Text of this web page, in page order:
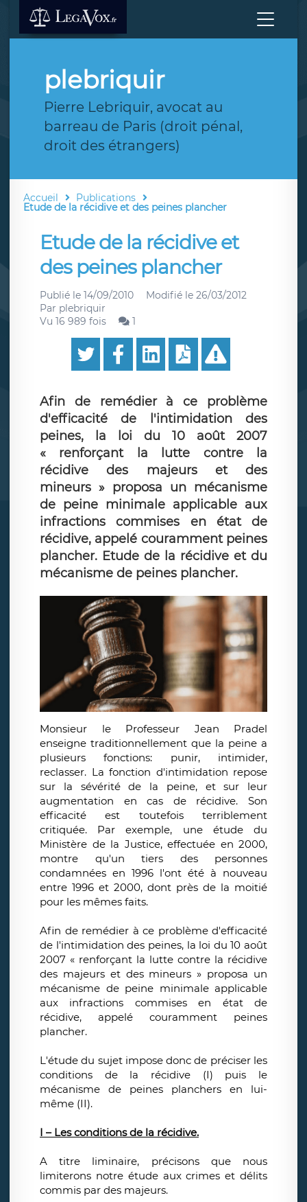
plebriquir
Pierre Lebriquir, avocat au
barreau de Paris (droit pénal,
droit des étrangers)
Accueil Publications
Etude de la récidive et des peines plancher
Etude de la récidive et
des peines plancher
Publié le 14/09/2010 Modifié le 26/03/2012
Par plebriquir
Vu 16 989 fois
1
Afin de remédier à ce problème
d'efficacité de l'intimidation des
peines, la loi du 10 août 2007
« renforçant la lutte contre la
récidive des majeurs et des
mineurs » proposa un mécanisme
de peine minimale applicable aux
infractions commises en état de
récidive, appelé couramment peines
plancher. Etude de la récidive et du
mécanisme de peines plancher.
Monsieur le Professeur Jean Pradel
enseigne traditionnellement que la peine a
plusieurs fonctions: punir, intimider,
reclasser. La fonction d'intimidation repose
sur la sévérité de la peine, et sur leur
augmentation en cas de récidive. Son
efficacité est toutefois terriblement
critiquée. Par exemple, une étude du
Ministère de la Justice, effectuée en 2000,
montre qu'un tiers des personnes
condamnées en 1996 l'ont été à nouveau
entre 1996 et 2000, dont près de la moitié
pour les mêmes faits.
Afin de remédier à ce problème d'efficacité
de l'intimidation des peines, la loi du 10 août
2007 « renforçant la lutte contre la récidive
des majeurs et des mineurs » proposa un
mécanisme de peine minimale applicable
aux infractions commises en état de
récidive, appelé couramment peines
plancher.
L'étude du sujet impose donc de préciser les
conditions de la récidive (I) puis le
mécanisme de peines planchers en lui-
même (II).
I – Les conditions de la récidive.
A titre liminaire, précisons que nous
limiterons notre étude aux crimes et délits
commis par des majeurs.